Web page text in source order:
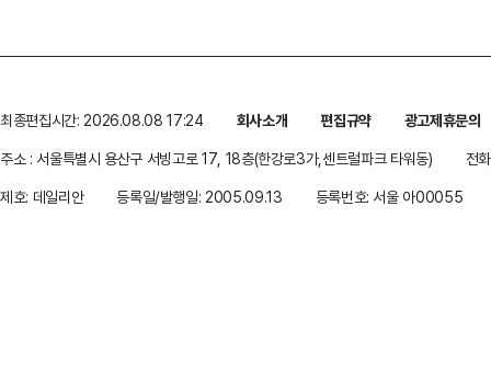
최종편집시간: 2026.08.08 17:24 회사소개 편집규약
광고제휴문의
주소 : 서울특별시 용산구 서빙고로 17, 18층(한강로3가,센트럴파크 타워동)
전
제호: 데일리안
등록일/발행일: 2005.09.13 등록번호: 서울 아00055